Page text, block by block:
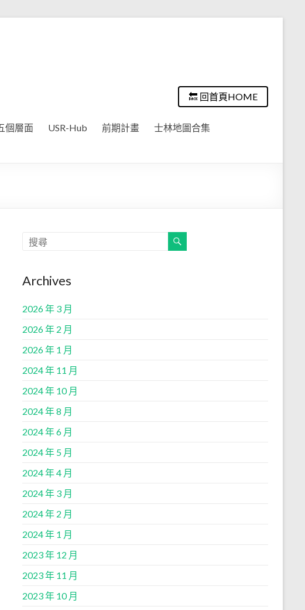
🔙 回首頁HOME
個層面 USR-Hub 前期計畫
士林地圖合集
Archives
2026 年 3 月
2026 年 2 月
2026 年 1 月
2024 年 11 月
2024 年 10 月
2024 年 8 月
2024 年 6 月
2024 年 5 月
2024 年 4 月
2024 年 3 月
2024 年 2 月
2024 年 1 月
2023 年 12 月
2023 年 11 月
2023 年 10 月